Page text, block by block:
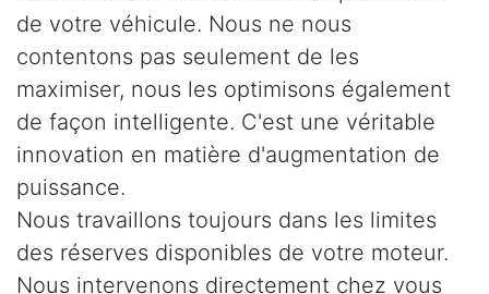
de votre véhicule. Nous ne nous
contentons pas seulement de les
maximiser, nous les optimisons également
de façon intelligente. C'est une véritable
innovation en matière d'augmentation de
puissance.
Nous travaillons toujours dans les limites
des réserves disponibles de votre moteur.
Nous intervenons directement chez vous